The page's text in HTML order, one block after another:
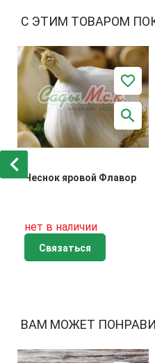
С ЭТИМ ТОВАРОМ
Чеснок яровой Флавор
нет в наличии
Связаться
ВАМ МОЖЕТ